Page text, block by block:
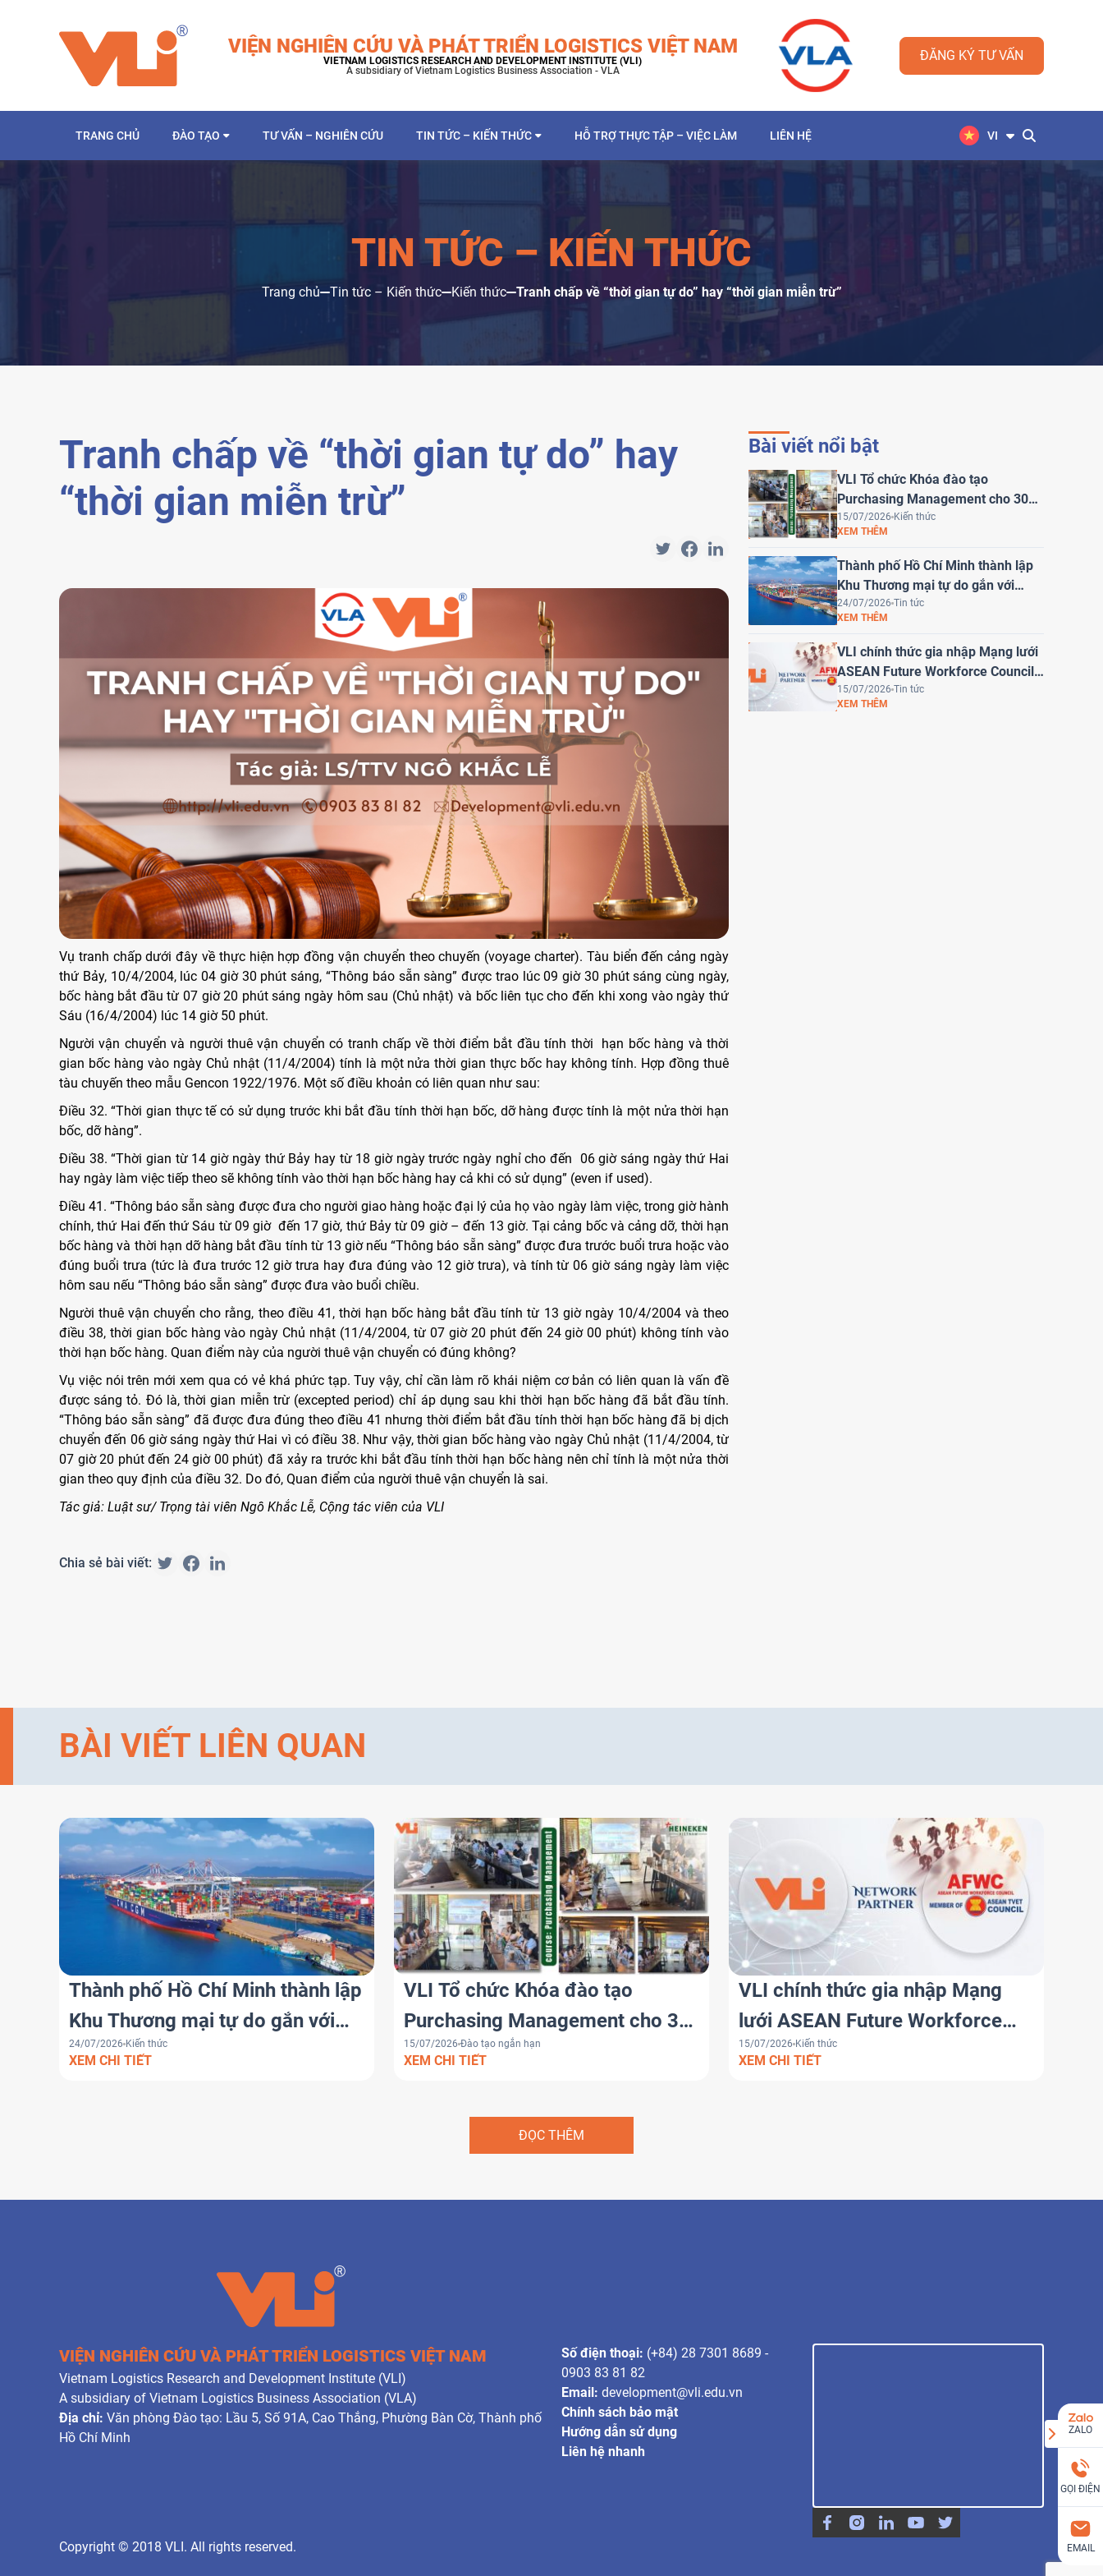
VIỆN NGHIÊN CỨU VÀ PHÁT TRIỂN LOGISTICS VIỆT NAM
VIETNAM LOGISTICS RESEARCH AND DEVELOPMENT INSTITUTE (VLI)
A subsidiary of Vietnam Logistics Business Association - VLA
ĐĂNG KÝ TƯ VẤN
TRANG CHỦ ĐÀO TẠO TƯ VẤN – NGHIÊN CỨU TIN TỨC – KIẾN THỨC HỖ TRỢ THỰC TẬP – VIỆC LÀM LIÊN HỆ VI
TIN TỨC – KIẾN THỨC
Trang chủ Tin tức – Kiến thức Kiến thức Tranh chấp về “thời gian tự do” hay “thời gian miễn trừ”
Tranh chấp về “thời gian tự do” hay
“thời gian miễn trừ”
Vụ tranh chấp dưới đây về thực hiện hợp đồng vận chuyển theo chuyến (voyage charter). Tàu biển đến cảng ngày
thứ Bảy, 10/4/2004, lúc 04 giờ 30 phút sáng, “Thông báo sẵn sàng” được trao lúc 09 giờ 30 phút sáng cùng ngày,
bốc hàng bắt đầu từ 07 giờ 20 phút sáng ngày hôm sau (Chủ nhật) và bốc liên tục cho đến khi xong vào ngày thứ
Sáu (16/4/2004) lúc 14 giờ 50 phút.
Người vận chuyển và người thuê vận chuyển có tranh chấp về thời điểm bắt đầu tính thời hạn bốc hàng và thời
gian bốc hàng vào ngày Chủ nhật (11/4/2004) tính là một nửa thời gian thực bốc hay không tính. Hợp đồng thuê
tàu chuyến theo mẫu Gencon 1922/1976. Một số điều khoản có liên quan như sau:
Điều 32. “Thời gian thực tế có sử dụng trước khi bắt đầu tính thời hạn bốc, dỡ hàng được tính là một nửa thời hạn
bốc, dỡ hàng”.
Điều 38. “Thời gian từ 14 giờ ngày thứ Bảy hay từ 18 giờ ngày trước ngày nghỉ cho đến 06 giờ sáng ngày thứ Hai
hay ngày làm việc tiếp theo sẽ không tính vào thời hạn bốc hàng hay cả khi có sử dụng” (even if used).
Điều 41. “Thông báo sẵn sàng được đưa cho người giao hàng hoặc đại lý của họ vào ngày làm việc, trong giờ hành
chính, thứ Hai đến thứ Sáu từ 09 giờ đến 17 giờ, thứ Bảy từ 09 giờ – đến 13 giờ. Tại cảng bốc và cảng dỡ, thời hạn
bốc hàng và thời hạn dỡ hàng bắt đầu tính từ 13 giờ nếu “Thông báo sẵn sàng” được đưa trước buổi trưa hoặc vào
đúng buổi trưa (tức là đưa trước 12 giờ trưa hay đưa đúng vào 12 giờ trưa), và tính từ 06 giờ sáng ngày làm việc
hôm sau nếu “Thông báo sẵn sàng” được đưa vào buổi chiều.
Người thuê vận chuyển cho rằng, theo điều 41, thời hạn bốc hàng bắt đầu tính từ 13 giờ ngày 10/4/2004 và theo
điều 38, thời gian bốc hàng vào ngày Chủ nhật (11/4/2004, từ 07 giờ 20 phút đến 24 giờ 00 phút) không tính vào
thời hạn bốc hàng. Quan điểm này của người thuê vận chuyển có đúng không?
Vụ việc nói trên mới xem qua có vẻ khá phức tạp. Tuy vậy, chỉ cần làm rõ khái niệm cơ bản có liên quan là vấn đề
được sáng tỏ. Đó là, thời gian miễn trừ (excepted period) chỉ áp dụng sau khi thời hạn bốc hàng đã bắt đầu tính.
“Thông báo sẵn sàng” đã được đưa đúng theo điều 41 nhưng thời điểm bắt đầu tính thời hạn bốc hàng đã bị dịch
chuyển đến 06 giờ sáng ngày thứ Hai vì có điều 38. Như vậy, thời gian bốc hàng vào ngày Chủ nhật (11/4/2004, từ
07 giờ 20 phút đến 24 giờ 00 phút) đã xảy ra trước khi bắt đầu tính thời hạn bốc hàng nên chỉ tính là một nửa thời
gian theo quy định của điều 32. Do đó, Quan điểm của người thuê vận chuyển là sai.
Tác giả: Luật sư/ Trọng tài viên Ngô Khắc Lễ, Cộng tác viên của VLI
Chia sẻ bài viết:
Bài viết nổi bật
VLI Tổ chức Khóa đào tạo
Purchasing Management cho 30
học viên của HEINEKEN Việt Nam
15/07/2026 Kiến thức
XEM THÊM
Thành phố Hồ Chí Minh thành lập
Khu Thương mại tự do gắn với
cảng biển Cái Mép Hạ – Bước tiến
chiến lược đưa Việt Nam trở thành
trung tâm logistics khu vực
24/07/2026 Tin tức
XEM THÊM
VLI chính thức gia nhập Mạng lưới
ASEAN Future Workforce Council
(AFWC)
15/07/2026 Tin tức
XEM THÊM
BÀI VIẾT LIÊN QUAN
Thành phố Hồ Chí Minh thành lập
Khu Thương mại tự do gắn với
cảng biển Cái Mép Hạ – Bước
24/07/2026 Kiến thức
XEM CHI TIẾT
VLI Tổ chức Khóa đào tạo
Purchasing Management cho 30
học viên của HEINEKEN Việt
15/07/2026 Đào tạo ngắn hạn
XEM CHI TIẾT
VLI chính thức gia nhập Mạng
lưới ASEAN Future Workforce
Council (AFWC)
15/07/2026 Kiến thức
XEM CHI TIẾT
ĐỌC THÊM
VIỆN NGHIÊN CỨU VÀ PHÁT TRIỂN LOGISTICS VIỆT NAM
Vietnam Logistics Research and Development Institute (VLI)
A subsidiary of Vietnam Logistics Business Association (VLA)
Địa chỉ: Văn phòng Đào tạo: Lầu 5, Số 91A, Cao Thắng, Phường Bàn Cờ, Thành phố
Hồ Chí Minh
Số điện thoại: (+84) 28 7301 8689 -
0903 83 81 82
Email: development@vli.edu.vn
Chính sách bảo mật
Hướng dẫn sử dụng
Liên hệ nhanh
Copyright © 2018 VLI. All rights reserved.
ZALO
GỌI ĐIỆN
EMAIL